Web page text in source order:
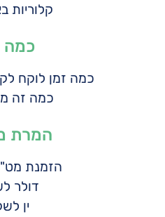
קלוריות
כמה
כמה זמן לוקח
כמה זה
המרת
הזמנת
דולר
ין